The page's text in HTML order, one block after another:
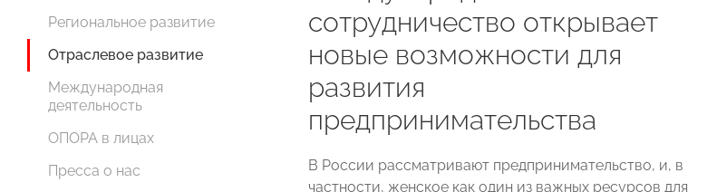
Региональное развитие
Отраслевое развитие
Международная
деятельность
ОПОРА в лицах
Пресса о нас
сотрудничество открывает
новые возможности для
развития
предпринимательства
В России рассматривают предпринимательство, и, в
частности, женское как один из важных ресурсов для